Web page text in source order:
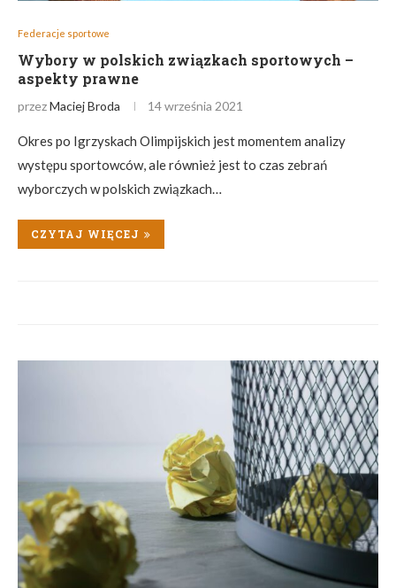
Federacje sportowe
Wybory w polskich związkach sportowych –
aspekty prawne
przezMaciej Broda 14 września 2021
Okres po Igrzyskach Olimpijskich jest momentem analizy
występu sportowców, ale również jest to czas zebrań
wyborczych w polskich związkach…
CZYTAJ WIĘCEJ